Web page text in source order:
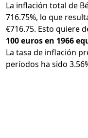
La inflación total de
716.75%, lo que
€716.75. Esto quiere
100 euros en 1966
La tasa de inflación
períodos ha sido